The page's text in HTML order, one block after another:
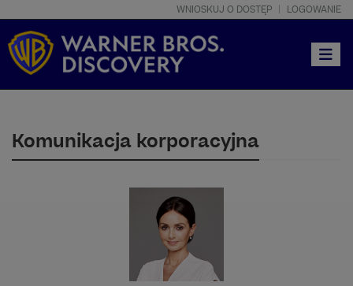
WNIOSKUJ O DOSTĘP LOGOWANIE
Komunikacja korporacyjna